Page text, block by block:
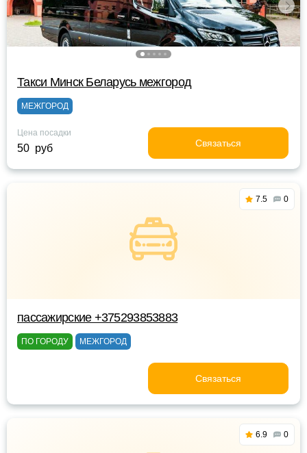
Такси Минск Беларусь межгород
МЕЖГОРОД
Цена посадки
50 руб Связаться
7.5 0
пассажирские +375293853883
ПО ГОРОДУ МЕЖГОРОД
Связаться
6.9 0